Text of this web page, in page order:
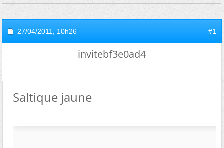
27/04/2011, 10h26 #1
invitebf3e0ad4
Saltique jaune